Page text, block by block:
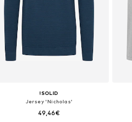
!SOLID
Jersey 'Nicholas'
49,46€